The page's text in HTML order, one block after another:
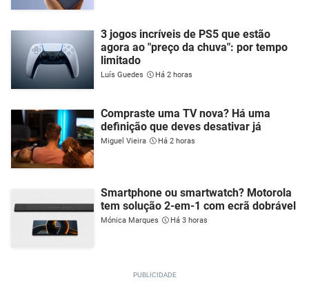
3 jogos incríveis de PS5 que estão
agora ao "preço da chuva": por tempo
limitado
Luís Guedes Há 2 horas
Compraste uma TV nova? Há uma
definição que deves desativar já
Miguel Vieira Há 2 horas
Smartphone ou smartwatch? Motorola
tem solução 2-em-1 com ecrã dobrável
Mónica Marques Há 3 horas